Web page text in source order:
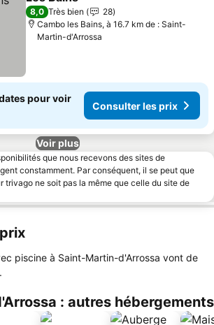
Consulter les prix
8,0 Très bien
28
Cambo les Bains, à 16.7 km de : Saint-
Martin-d'Arrossa
pour voir
Consulter les prix
Voir plus
que nous recevons des sites de
constamment. Par conséquent, il se peut que
trivago ne soit pas la même que celle du site de
piscine à Saint-Martin-d'Arrossa vont de
: autres hébergements